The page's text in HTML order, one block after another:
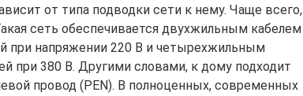
от типа подводки сети к нему. Чаще всего,
сеть обеспечивается двухжильным кабелем
при напряжении 220 В и четырехжильным
при 380 В. Другими словами, к дому подходит
провод (PEN). В полноценных, современных